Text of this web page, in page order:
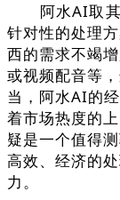
阿水AI取其
针对性的处理
西的需求不竭
或视频配音等
当，阿水AI的
着市场热度的
疑是一个值得
高效、经济的
力。